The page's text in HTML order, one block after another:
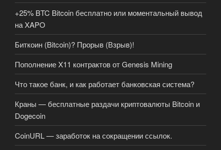
+25% BTC Bitcoin бесплатно или моментальный вывод
на XAPO
Биткоин (Bitcoin)? Прорыв (Взрыв)!
Пополнение X11 контрактов от Genesis Mining
Что такое банк, и как работает банковская система?
Краны — бесплатные раздачи криптовалюты Bitcoin и
Dogecoin
CoinURL — заработок на сокращении ссылок.